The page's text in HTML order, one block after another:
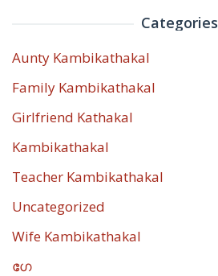
Categories
Aunty Kambikathakal
Family Kambikathakal
Girlfriend Kathakal
Kambikathakal
Teacher Kambikathakal
Uncategorized
Wife Kambikathakal
ഗേ